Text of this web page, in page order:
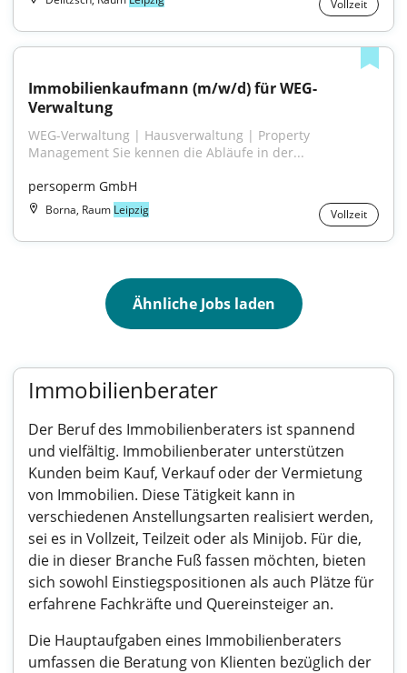
Vollzeit
Immobilienkaufmann (m/w/d) für WEG-
Verwaltung
WEG-Verwaltung | Hausverwaltung | Property
Management Sie kennen die Abläufe in der...
persoperm GmbH
Borna, Raum Leipzig Vollzeit
Ähnliche Jobs laden
Immobilienberater
Der Beruf des Immobilienberaters ist spannend
und vielfältig. Immobilienberater unterstützen
Kunden beim Kauf, Verkauf oder der Vermietung
von Immobilien. Diese Tätigkeit kann in
verschiedenen Anstellungsarten realisiert werden,
sei es in Vollzeit, Teilzeit oder als Minijob. Für die,
die in dieser Branche Fuß fassen möchten, bieten
sich sowohl Einstiegspositionen als auch Plätze für
erfahrene Fachkräfte und Quereinsteiger an.
Die Hauptaufgaben eines Immobilienberaters
umfassen die Beratung von Klienten bezüglich der